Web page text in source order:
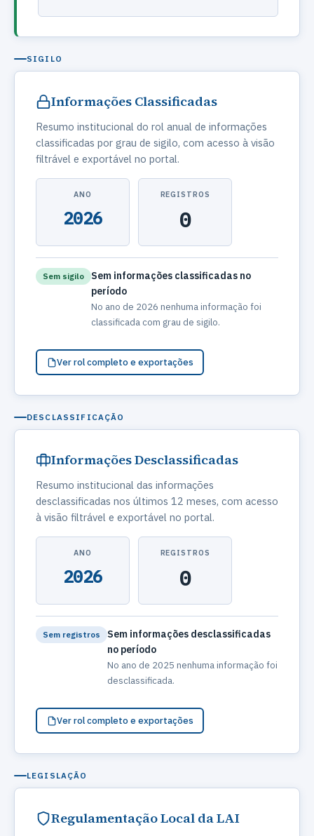
SIGILO
Informações Classificadas
Resumo institucional do rol anual de informações
classificadas por grau de sigilo, com acesso à visão
filtrável e exportável no portal.
ANO
2026
REGISTROS
0
Sem sigilo
Sem informações classificadas no
período
No ano de 2026 nenhuma informação foi
classificada com grau de sigilo.
Ver rol completo e exportações
DESCLASSIFICAÇÃO
Informações Desclassificadas
Resumo institucional das informações
desclassificadas nos últimos 12 meses, com acesso
à visão filtrável e exportável no portal.
ANO
2026
REGISTROS
0
Sem registros
Sem informações desclassificadas
no período
No ano de 2025 nenhuma informação foi
desclassificada.
Ver rol completo e exportações
LEGISLAÇÃO
Regulamentação Local da LAI